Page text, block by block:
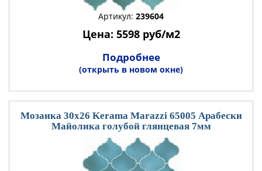
Артикул: 239604
Цена: 5598 руб/м2
Подробнее
(открыть в новом окне)
Мозаика 30x26 Kerama Marazzi 65005 Арабески
Майолика голубой глянцевая 7мм